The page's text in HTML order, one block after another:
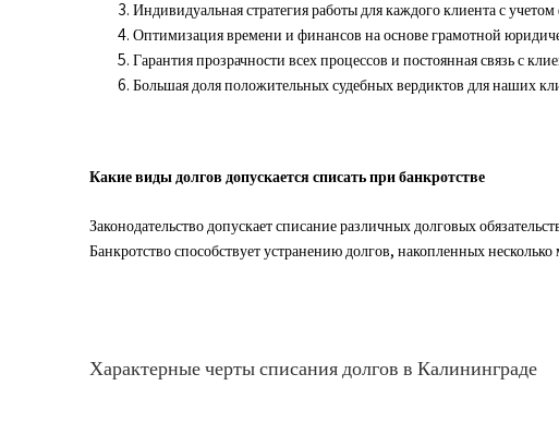
Индивидуальная стратегия работы для каждого клиента с
Оптимизация времени и финансов на основе грамотной
Гарантия прозрачности всех процессов и постоянная связь с
Большая доля положительных судебных вердиктов для наших
Какие виды долгов допускается списать при банкротстве
Законодательство допускает списание различных долговых
Банкротство способствует устранению долгов, накопленных
Характерные черты списания долгов в Калининграде